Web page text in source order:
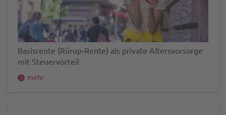
Basisrente (Rürup-Rente) als private Altersvorsorge
mit Steuervorteil
mehr